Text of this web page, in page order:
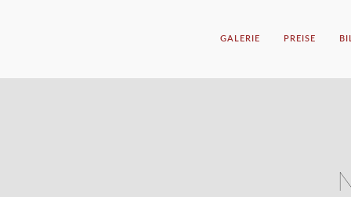
GALERIE PREISE